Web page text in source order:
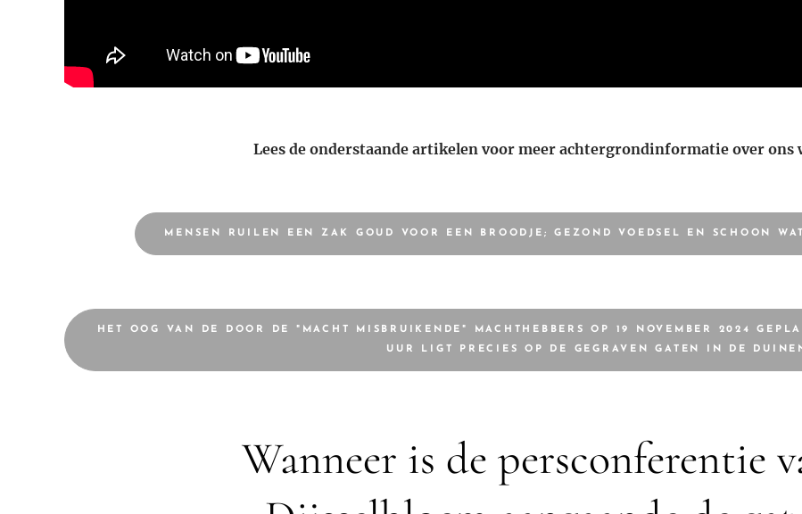
Lees de onderstaande artikelen voor meer achtergrondinformatie over ons
MENSEN RUILEN EEN ZAK GOUD VOOR EEN BROODJE; GEZOND VOEDSEL EN SCHOON
HET OOG VAN DE DOOR DE "MACHT MISBRUIKENDE" MACHTHEBBERS OP 19 NOVEMBER 2024
UUR LIGT PRECIES OP DE GEGRAVEN GATEN IN DE
Wanneer is de persconferentie